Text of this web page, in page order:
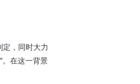
，同时大力
。在这一背景